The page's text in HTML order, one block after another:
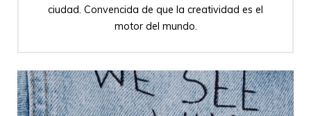
ciudad. Convencida de que la creatividad es el
motor del mundo.